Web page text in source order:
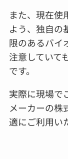
また、現在使
よう、独自の
限のあるバイ
注意していて
です。
実際に現場で
メーカーの株
適にご利用い